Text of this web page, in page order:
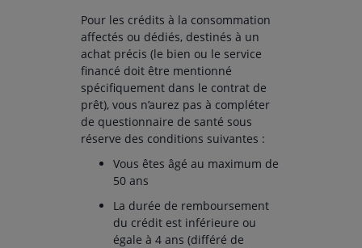
Pour les crédits à la consommation
affectés ou dédiés, destinés à un
achat précis (le bien ou le service
financé doit être mentionné
spécifiquement dans le contrat de
prêt), vous n’aurez pas à compléter
de questionnaire de santé sous
réserve des conditions suivantes :
Vous êtes âgé au maximum de
50 ans
La durée de remboursement
du crédit est inférieure ou
égale à 4 ans (différé de